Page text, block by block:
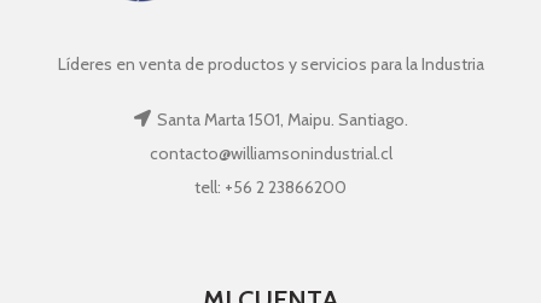
Líderes en venta de productos y servicios para la Industria
Santa Marta 1501, Maipu. Santiago.
contacto@williamsonindustrial.cl
tell: +56 2 23866200